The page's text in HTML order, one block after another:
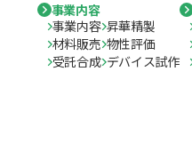
事業内容
事業内容
材料販売
受託合成
昇華精製
物性評価
デバイス試作